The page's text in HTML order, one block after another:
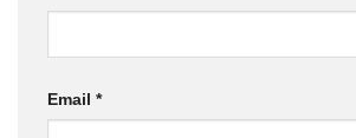
Email *